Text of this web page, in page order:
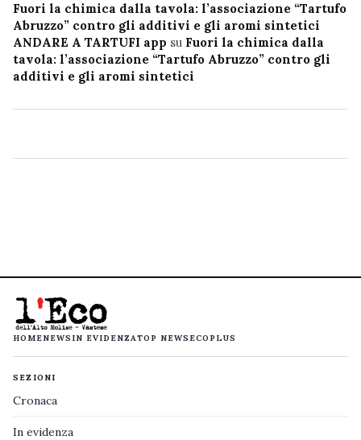
Fuori la chimica dalla tavola: l’associazione “Tartufo
Abruzzo” contro gli additivi e gli aromi sintetici
ANDARE A TARTUFI app su Fuori la chimica dalla
tavola: l’associazione “Tartufo Abruzzo” contro gli
additivi e gli aromi sintetici
HOMENEWS IN EVIDENZATOP NEWS ECOPLUS
SEZIONI
Cronaca
In evidenza